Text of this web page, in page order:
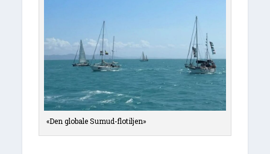
«Den globale Sumud-flotiljen»